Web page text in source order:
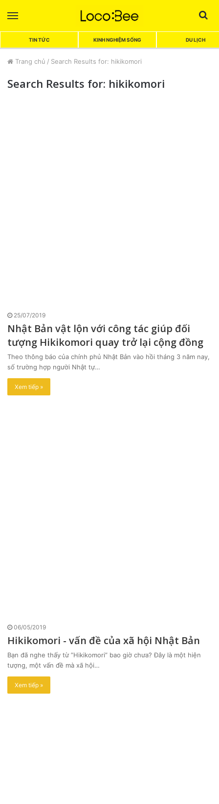
TIN TỨC KINH NGHIỆM SỐNG DU LỊCH
Trang chủ / Search Results for: hikikomori
Search Results for: hikikomori
25/07/2019
Nhật Bản vật lộn với công tác giúp đối
tượng Hikikomori quay trở lại cộng đồng
Theo thông báo của chính phủ Nhật Bản vào hồi tháng 3 năm nay,
số trường hợp người Nhật tự…
Xem tiếp »
06/05/2019
Hikikomori - vấn đề của xã hội Nhật Bản
Bạn đã nghe thấy từ ”Hikikomori” bao giờ chưa? Đây là một hiện
tượng, một vấn đề mà xã hội…
Xem tiếp »